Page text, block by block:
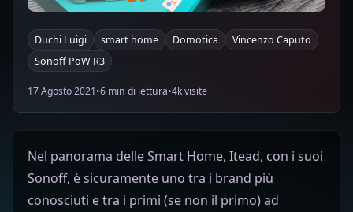
Duchi Luigi smart home Domotica
Vincenzo Caputo
Sonoff PoW R3
17 Agosto 2021•6 min di lettura•4k visite
Nel panorama delle Smart Home, Itead, con i suoi
Sonoff, è sicuramente uno tra i brand più
conosciuti e tra i primi (se non il primo) ad